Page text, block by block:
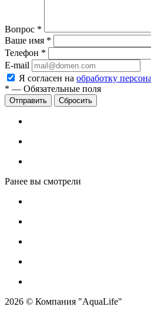
Вопрос *
Ваше имя *
Телефон *
E-mail
Я согласен на обработку
* — Обязательные поля
Сбросить
Ранее вы смотрели
2026 © Компания "AquaLife"